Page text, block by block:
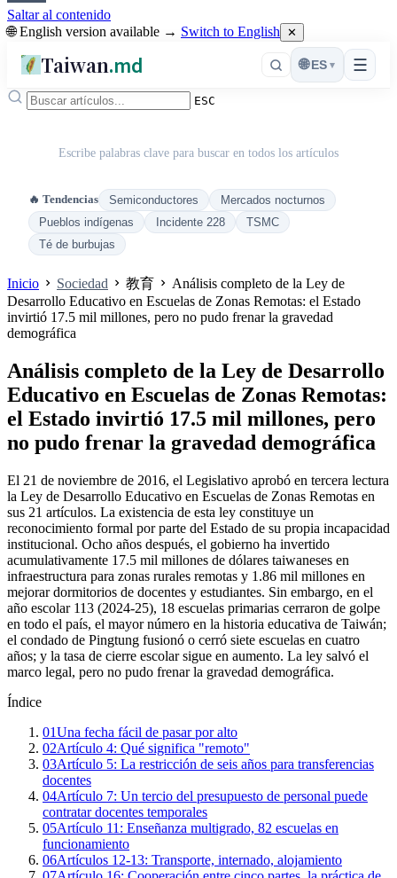
Saltar al contenido
🌐 English version available → Switch to English ✕
Taiwan.md ☰
🌐 ES ▾
ESC
Escribe palabras clave para buscar en todos los artículos
🔥 Tendencias Semiconductores
Mercados nocturnos
Pueblos indígenas
Incidente 228
TSMC
Té de burbujas
Inicio Sociedad 教育
Análisis completo de la Ley de
Desarrollo Educativo en Escuelas de Zonas Remotas: el Estado
invirtió 17.5 mil millones, pero no pudo frenar la gravedad
demográfica
Análisis completo de la Ley de Desarrollo
Educativo en Escuelas de Zonas Remotas:
el Estado invirtió 17.5 mil millones, pero
no pudo frenar la gravedad demográfica
El 21 de noviembre de 2016, el Legislativo aprobó en tercera lectura
la Ley de Desarrollo Educativo en Escuelas de Zonas Remotas en
sus 21 artículos. La existencia de esta ley constituye un
reconocimiento formal por parte del Estado de su propia incapacidad
institucional. Ocho años después, el gobierno ha invertido
acumulativamente 17.5 mil millones de dólares taiwaneses en
infraestructura para zonas rurales remotas y 1.86 mil millones en
mejorar dormitorios de docentes y estudiantes. Sin embargo, en el
año escolar 113 (2024-25), 18 escuelas primarias cerraron de golpe
en todo el país, el mayor número en la historia educativa de Taiwán;
el condado de Pingtung fusionó o cerró siete escuelas en cuatro
años; y la tasa de cierre escolar sigue en aumento. La ley salvó el
marco legal, pero no pudo frenar la gravedad demográfica.
Índice
01Una fecha fácil de pasar por alto
02Artículo 4: Qué significa "remoto"
03Artículo 5: La restricción de seis años para transferencias
docentes
04Artículo 7: Un tercio del presupuesto de personal puede
contratar docentes temporales
05Artículo 11: Enseñanza multigrado, 82 escuelas en
funcionamiento
06Artículos 12-13: Transporte, internado, alojamiento